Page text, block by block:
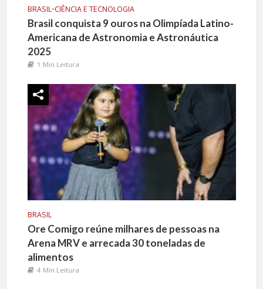
BRASIL•CIÊNCIA E TECNOLOGIA
Brasil conquista 9 ouros na Olimpíada Latino-
Americana de Astronomia e Astronáutica
2025
1 Min Leitura
BRASIL
Ore Comigo reúne milhares de pessoas na
Arena MRV e arrecada 30 toneladas de
alimentos
4 Min Leitura